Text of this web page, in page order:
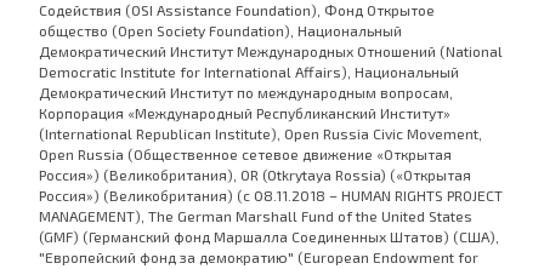
Содействия (OSI Assistance Foundation), Фонд Открытое
общество (Open Society Foundation), Национальный
Демократический Институт Международных Отношений (National
Democratic Institute for International Affairs), Национальный
Демократический Институт по международным вопросам,
Корпорация «Международный Республиканский Институт»
(International Republican Institute), Open Russia Civic Movement,
Open Russia (Общественное сетевое движение «Открытая
Россия») (Великобритания), OR (Otkrytaya Rossia) («Открытая
Россия») (Великобритания) (с 08.11.2018 – HUMAN RIGHTS PROJECT
MANAGEMENT), The German Marshall Fund of the United States
(GMF) (Германский фонд Маршалла Соединенных Штатов) (США),
"Европейский фонд за демократию" (European Endowment for